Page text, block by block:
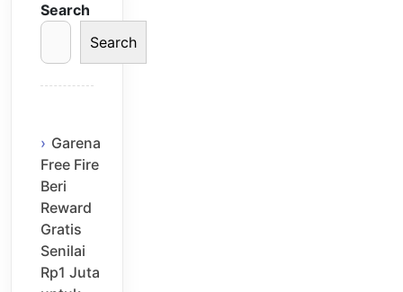
Search
Search
Garena
Free Fire
Beri
Reward
Gratis
Senilai
Rp1 Juta